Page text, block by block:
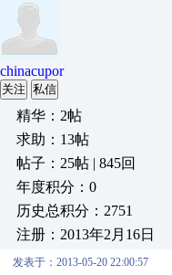
chinacupor
关注 私信
精华：2帖
求助：13帖
帖子：25帖 | 845回
年度积分：0
历史总积分：2751
注册：2013年2月16日
发表于：2013-05-20 22:00:57